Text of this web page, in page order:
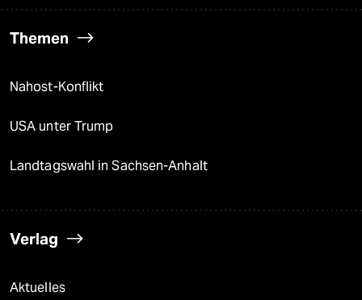
Themen
Nahost-Konflikt
USA unter Trump
Landtagswahl in Sachsen-Anhalt
Verlag
Aktuelles